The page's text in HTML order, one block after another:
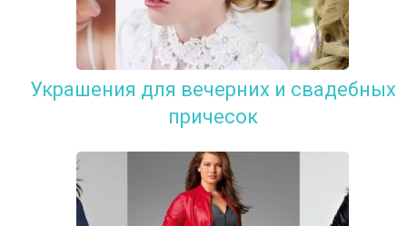
Украшения для вечерних и свадебных
причесок